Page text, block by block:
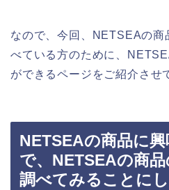
なので、今回、NETSEAの商
べている方のために、
ができるページをご紹介させ
NETSEAの商品に
で、NETSEAの商
調べてみることにし